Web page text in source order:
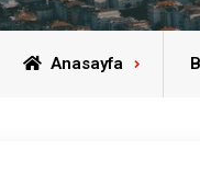
Anasayfa